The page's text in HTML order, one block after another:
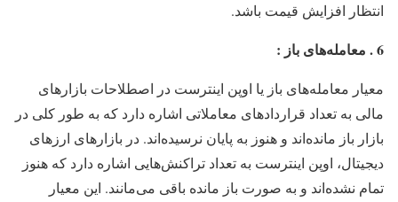
انتظار افزایش قیمت باشد.
6 . معامله‌های باز :
معیار معامله‌های باز یا اوپن اینترست در اصطلاحات بازارهای
مالی به تعداد قراردادهای معاملاتی اشاره دارد که به طور کلی در
بازار باز مانده‌اند و هنوز به پایان نرسیده‌اند. در بازارهای ارزهای
دیجیتال، اوپن اینترست به تعداد تراکنش‌هایی اشاره دارد که هنوز
تمام نشده‌اند و به صورت باز مانده باقی می‌مانند. این معیار